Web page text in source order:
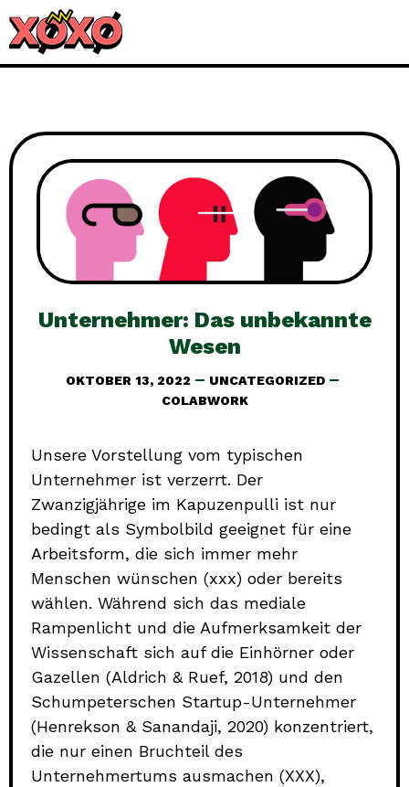
Unternehmer: Das unbekannte
Wesen
OKTOBER 13, 2022
UNCATEGORIZED
COLABWORK
Unsere Vorstellung vom typischen
Unternehmer ist verzerrt. Der
Zwanzigjährige im Kapuzenpulli ist nur
bedingt als Symbolbild geeignet für eine
Arbeitsform, die sich immer mehr
Menschen wünschen (xxx) oder bereits
wählen. Während sich das mediale
Rampenlicht und die Aufmerksamkeit der
Wissenschaft sich auf die Einhörner oder
Gazellen (Aldrich & Ruef, 2018) und den
Schumpeterschen Startup-Unternehmer
(Henrekson & Sanandaji, 2020) konzentriert,
die nur einen Bruchteil des
Unternehmertums ausmachen (XXX),